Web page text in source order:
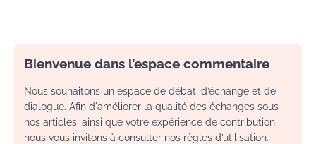
Bienvenue dans l’espace commentaire
Nous souhaitons un espace de débat, d’échange et de
dialogue. Afin d'améliorer la qualité des échanges sous
nos articles, ainsi que votre expérience de contribution,
nous vous invitons à consulter nos règles d’utilisation.